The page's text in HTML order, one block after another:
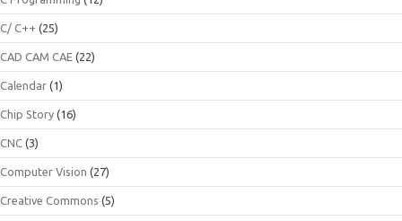
C/ C++ (25)
CAD CAM CAE (22)
Calendar (1)
Chip Story (16)
CNC (3)
Computer Vision (27)
Creative Commons (5)